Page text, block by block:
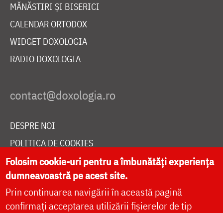
MĂNĂSTIRI ȘI BISERICI
CALENDAR ORTODOX
WIDGET DOXOLOGIA
RADIO DOXOLOGIA
DESPRE NOI
POLITICA DE COOKIES
DONEAZĂ ONLINE PENTRU CATEDRALA NAȚIONALĂ
LIVE
Folosim cookie-uri pentru a îmbunătăți experiența
dumneavoastră pe acest site.
Prin continuarea navigării în această pagină
confirmați acceptarea utilizării fișierelor de tip